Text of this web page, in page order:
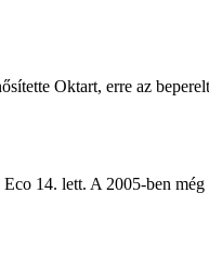
Oktart, erre az
14. lett. A 2005-ben